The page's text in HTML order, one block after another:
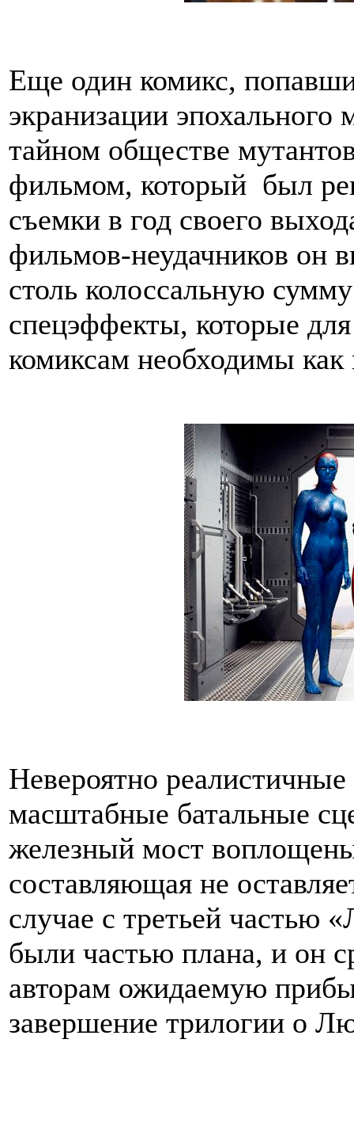
Еще один комикс,
экранизации
тайном обществе
фильмом, который был
съемки в год своего
фильмов-неудачников он
столь колоссальную
спецэффекты, которые
комиксам необходимы как
Невероятно
масштабные батальные
железный мост
составляющая не
случае с третьей частью
были частью плана, и он
авторам ожидаемую
завершение трилогии о